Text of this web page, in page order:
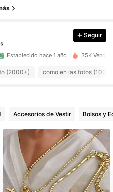
Seguir
Establecido hace 1 año 35K
(2000+) como en las fotos
Accesorios de Vestir Bolsos y